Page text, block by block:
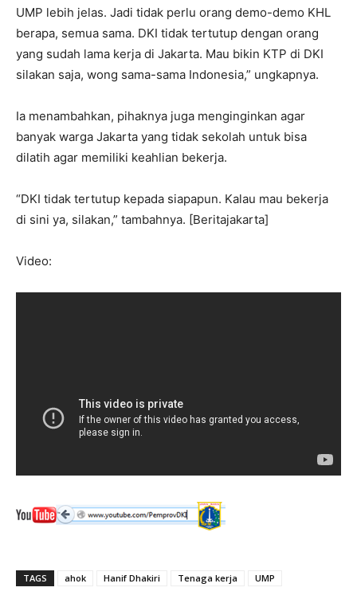
UMP lebih jelas. Jadi tidak perlu orang demo-demo KHL
berapa, semua sama. DKI tidak tertutup dengan orang
yang sudah lama kerja di Jakarta. Mau bikin KTP di DKI
silakan saja, wong sama-sama Indonesia,” ungkapnya.
Ia menambahkan, pihaknya juga menginginkan agar
banyak warga Jakarta yang tidak sekolah untuk bisa
dilatih agar memiliki keahlian bekerja.
“DKI tidak tertutup kepada siapapun. Kalau mau bekerja
di sini ya, silakan,” tambahnya. [Beritajakarta]
Video:
TAGS ahok Hanif Dhakiri Tenaga kerja UMP